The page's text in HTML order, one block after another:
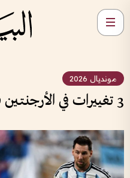
مونديال 2026
3 تغييرات في الأرجنتين قبل صدام ميسي وصلاح